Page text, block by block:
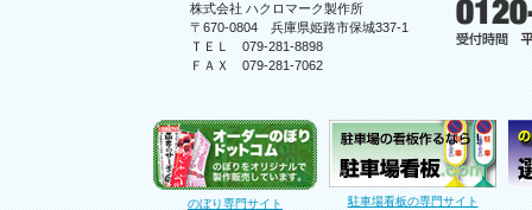
株式会社 ハクロマーク製作所
〒670-0804 兵庫県姫路市保城337-1
ＴＥＬ 079-281-8898
ＦＡＸ 079-281-7062
のぼり専門サイト 駐車場看板の専門サイト